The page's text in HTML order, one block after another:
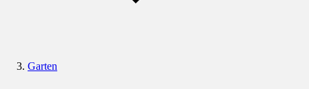
Garten